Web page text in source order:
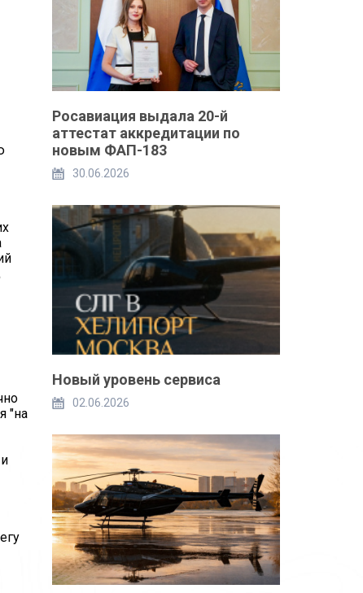
"на
Росавиация выдала 20-й
аттестат аккредитации по
новым ФАП-183
30.06.2026
Новый уровень сервиса
02.06.2026